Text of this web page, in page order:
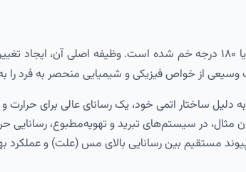
از خواص فیزیکی و شیمیایی منحصر به فرد را
با عدد اتمی ۲۹ است که به دلیل ساختار اتمی خود، یک
مثال، در سیستم‌های تبرید و تهویه‌مطبوع،
مستقیم بین رسانایی بالای مس (علت) و